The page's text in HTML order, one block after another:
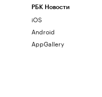
РБК Новости
iOS
Android
AppGallery